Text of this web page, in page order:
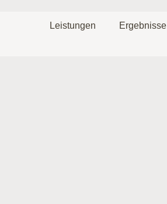
Leistungen Ergebnisse